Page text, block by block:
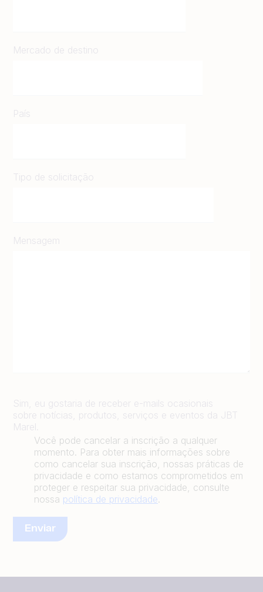
Mercado de destino
País
Tipo de solicitação
Mensagem
Sim, eu gostaria de receber e-mails ocasionais
sobre notícias, produtos, serviços e eventos da JBT
Marel.
Você pode cancelar a inscrição a qualquer
momento. Para obter mais informações sobre
como cancelar sua inscrição, nossas práticas de
privacidade e como estamos comprometidos em
proteger e respeitar sua privacidade, consulte
nossa política de privacidade.